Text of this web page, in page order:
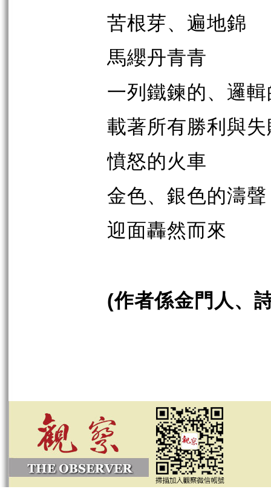
苦根芽、遍地錦
馬纓丹青青
一列鐵鍊的、邏輯
載著所有勝利與
憤怒的火車
金色、銀色的濤聲
迎面轟然而來
(作者係金門人、